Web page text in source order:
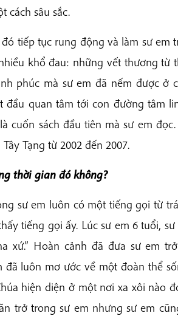
cách sâu sắc.
tiếp tục rung động và làm sư em
khổ đau: những vết thương từ
phúc mà sư em đã nếm được ở
quan tâm tới con đường tâm
cuốn sách đầu tiên mà sư em
Tạng từ 2002 đến 2007.
thời gian đó không?
sư em luôn có một tiếng gọi từ
tiếng gọi ấy. Lúc sư em 6 tuổi,
xứ.” Hoàn cảnh đã đưa sư em
luôn mơ ước về một đoàn thể
hiện diện ở một nơi xa xôi nào
trở trong sư em nhưng sư em